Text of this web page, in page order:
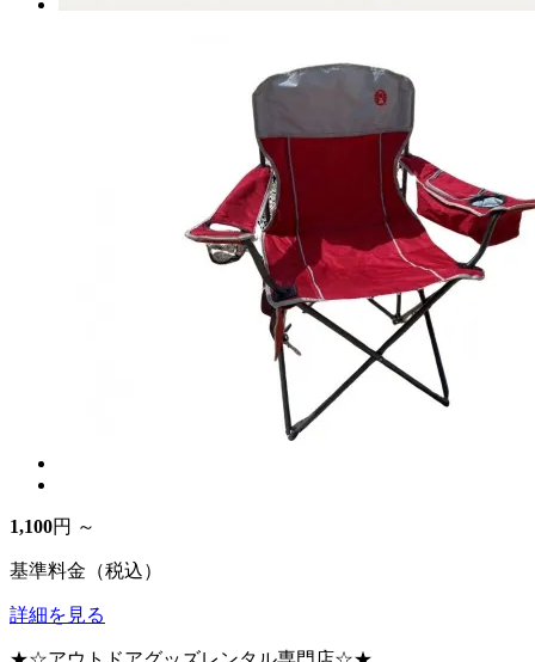
1,100円 ～
基準料金（税込）
詳細を見る